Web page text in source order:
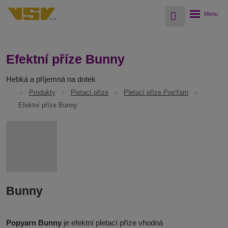
Vyhledávání
Rozbalení
Efektní příze Bunny
Hebká a příjemná na dotek
Produkty Pletací příze
Pletací příze PopYarn
Efektní příze Bunny
Bunny
Popyarn Bunny je efektní pletací příze vhodná